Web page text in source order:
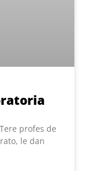
profes de
le dan